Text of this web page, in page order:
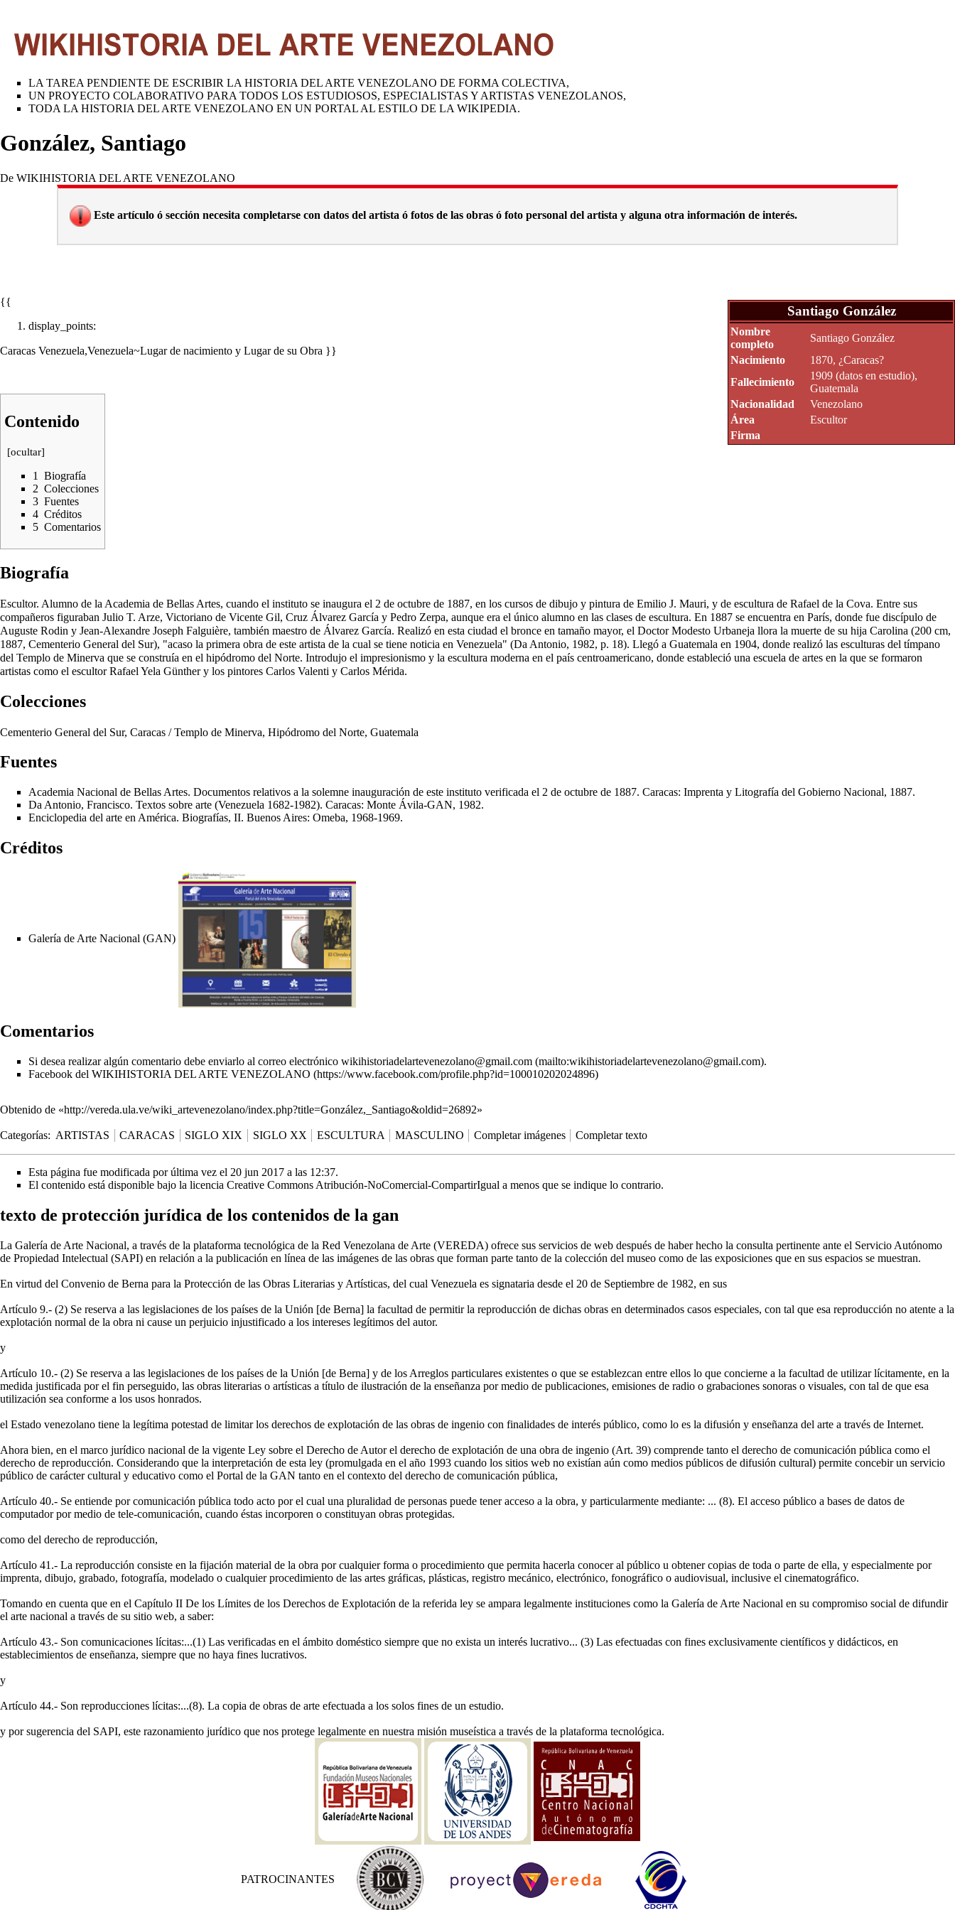
LA TAREA PENDIENTE DE ESCRIBIR LA HISTORIA DEL ARTE VENEZOLANO DE FORMA COLECTIVA,
UN PROYECTO COLABORATIVO PARA TODOS LOS ESTUDIOSOS, ESPECIALISTAS Y ARTISTAS VENEZOLANOS,
TODA LA HISTORIA DEL ARTE VENEZOLANO EN UN PORTAL AL ESTILO DE LA WIKIPEDIA.
González, Santiago
De WIKIHISTORIA DEL ARTE VENEZOLANO
Este artículo ó sección necesita completarse con datos del artista ó fotos de las obras ó foto personal del artista y alguna otra información de interés.
Santiago González
Nombre
completo
Santiago González
Nacimiento
1870, ¿Caracas?
Fallecimiento
1909 (datos en estudio),
Guatemala
Nacionalidad
Venezolano
Área
Escultor
Firma
{{
display_points:
Caracas Venezuela,Venezuela~Lugar de nacimiento y Lugar de su Obra }}
Contenido
[ocultar]
1
Biografía
2 Colecciones
3 Fuentes
4 Créditos
5 Comentarios
Biografía
Escultor. Alumno de la Academia de Bellas Artes, cuando el instituto se inaugura el 2 de octubre de 1887, en los cursos de dibujo y pintura de Emilio J. Mauri, y de escultura de Rafael de la Cova. Entre sus
compañeros figuraban Julio T. Arze, Victoriano de Vicente Gil, Cruz Álvarez García y Pedro Zerpa, aunque era el único alumno en las clases de escultura. En 1887 se encuentra en París, donde fue discípulo de
Auguste Rodin y Jean-Alexandre Joseph Falguière, también maestro de Álvarez García. Realizó en esta ciudad el bronce en tamaño mayor, el Doctor Modesto Urbaneja llora la muerte de su hija Carolina (200 cm,
1887, Cementerio General del Sur), "acaso la primera obra de este artista de la cual se tiene noticia en Venezuela" (Da Antonio, 1982, p. 18). Llegó a Guatemala en 1904, donde realizó las esculturas del tímpano
del Templo de Minerva que se construía en el hipódromo del Norte. Introdujo el impresionismo y la escultura moderna en el país centroamericano, donde estableció una escuela de artes en la que se formaron
artistas como el escultor Rafael Yela Günther y los pintores Carlos Valenti y Carlos Mérida.
Colecciones
Cementerio General del Sur, Caracas / Templo de Minerva, Hipódromo del Norte, Guatemala
Fuentes
Academia Nacional de Bellas Artes. Documentos relativos a la solemne inauguración de este instituto verificada el 2 de octubre de 1887. Caracas: Imprenta y Litografía del Gobierno Nacional, 1887.
Da Antonio, Francisco. Textos sobre arte (Venezuela 1682-1982). Caracas: Monte Ávila-GAN, 1982.
Enciclopedia del arte en América. Biografías, II. Buenos Aires: Omeba, 1968-1969.
Créditos
Galería de Arte Nacional (GAN)
Comentarios
Si desea realizar algún comentario debe enviarlo al correo electrónico wikihistoriadelartevenezolano@gmail.com
.
Facebook del WIKIHISTORIA DEL ARTE VENEZOLANO
Obtenido de «http://vereda.ula.ve/wiki_artevenezolano/index.php?title=González,_Santiago&oldid=26892»
Categorías: ARTISTAS CARACAS SIGLO XIX SIGLO XX ESCULTURA MASCULINO Completar imágenes Completar texto
Esta página fue modificada por última vez el 20 jun 2017 a las 12:37.
El contenido está disponible bajo la licencia Creative Commons Atribución-NoComercial-CompartirIgual a menos que se indique lo contrario.
texto de protección jurídica de los contenidos de la gan
La Galería de Arte Nacional, a través de la plataforma tecnológica de la Red Venezolana de Arte (VEREDA) ofrece sus servicios de web después de haber hecho la consulta pertinente ante el Servicio Autónomo
de Propiedad Intelectual (SAPI) en relación a la publicación en línea de las imágenes de las obras que forman parte tanto de la colección del museo como de las exposiciones que en sus espacios se muestran.
En virtud del Convenio de Berna para la Protección de las Obras Literarias y Artísticas, del cual Venezuela es signataria desde el 20 de Septiembre de 1982, en sus
Artículo 9.- (2) Se reserva a las legislaciones de los países de la Unión [de Berna] la facultad de permitir la reproducción de dichas obras en determinados casos especiales, con tal que esa reproducción no atente a la
explotación normal de la obra ni cause un perjuicio injustificado a los intereses legítimos del autor.
y
Artículo 10.- (2) Se reserva a las legislaciones de los países de la Unión [de Berna] y de los Arreglos particulares existentes o que se establezcan entre ellos lo que concierne a la facultad de utilizar lícitamente, en la
medida justificada por el fin perseguido, las obras literarias o artísticas a título de ilustración de la enseñanza por medio de publicaciones, emisiones de radio o grabaciones sonoras o visuales, con tal de que esa
utilización sea conforme a los usos honrados.
el Estado venezolano tiene la legítima potestad de limitar los derechos de explotación de las obras de ingenio con finalidades de interés público, como lo es la difusión y enseñanza del arte a través de Internet.
Ahora bien, en el marco jurídico nacional de la vigente Ley sobre el Derecho de Autor el derecho de explotación de una obra de ingenio (Art. 39) comprende tanto el derecho de comunicación pública como el
derecho de reproducción. Considerando que la interpretación de esta ley (promulgada en el año 1993 cuando los sitios web no existían aún como medios públicos de difusión cultural) permite concebir un servicio
público de carácter cultural y educativo como el Portal de la GAN tanto en el contexto del derecho de comunicación pública,
Artículo 40.- Se entiende por comunicación pública todo acto por el cual una pluralidad de personas puede tener acceso a la obra, y particularmente mediante: ... (8). El acceso público a bases de datos de
computador por medio de tele-comunicación, cuando éstas incorporen o constituyan obras protegidas.
como del derecho de reproducción,
Artículo 41.- La reproducción consiste en la fijación material de la obra por cualquier forma o procedimiento que permita hacerla conocer al público u obtener copias de toda o parte de ella, y especialmente por
imprenta, dibujo, grabado, fotografía, modelado o cualquier procedimiento de las artes gráficas, plásticas, registro mecánico, electrónico, fonográfico o audiovisual, inclusive el cinematográfico.
Tomando en cuenta que en el Capítulo II De los Límites de los Derechos de Explotación de la referida ley se ampara legalmente instituciones como la Galería de Arte Nacional en su compromiso social de difundir
el arte nacional a través de su sitio web, a saber:
Artículo 43.- Son comunicaciones lícitas:...(1) Las verificadas en el ámbito doméstico siempre que no exista un interés lucrativo... (3) Las efectuadas con fines exclusivamente científicos y didácticos, en
establecimientos de enseñanza, siempre que no haya fines lucrativos.
y
Artículo 44.- Son reproducciones lícitas:...(8). La copia de obras de arte efectuada a los solos fines de un estudio.
y por sugerencia del SAPI, este razonamiento jurídico que nos protege legalmente en nuestra misión museística a través de la plataforma tecnológica.
PATROCINANTES